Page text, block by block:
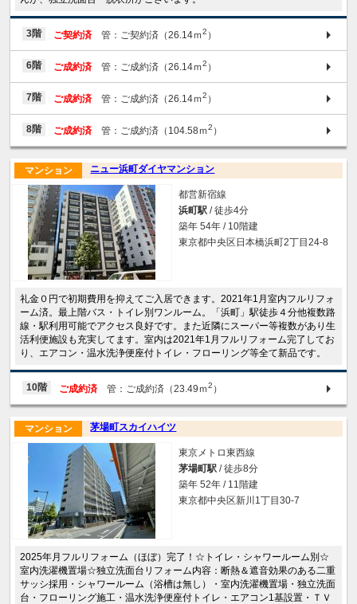
3階 ご契約済 管：ご契約済（26.14ｍ2 ）
6階 ご成約済 管：ご成約済（26.14ｍ2 ）
7階 ご成約済 管：ご成約済（26.14ｍ2 ）
8階 ご成約済 管：ご成約済（104.58ｍ2 ）
ニュー浜町ダイヤマンション
マンション
都営新宿線
浜町駅 / 徒歩4分
築年 54年 / 10階建
東京都中央区日本橋浜町2丁目24-8
礼金０円で初期費用を抑えてご入居できます。2021年1月室内フルリフォ
ーム済。最上階バス・トイレ別ワンルーム。「浜町」駅徒歩４分他複数路
線・駅利用可能でアクセス良好です。また近隣にスーパー等複数があり生
活利便施設も充実してます。室内は2021年1月フルリフォーム完了してお
り、エアコン・温水洗浄便座付トイレ・フローリング等全て新品です。
10階 ご成約済 管：ご成約済（23.49ｍ2 ）
茅場町スカイハイツ
マンション
東京メトロ東西線
茅場町駅 / 徒歩8分
築年 52年 / 11階建
東京都中央区新川1丁目30-7
2025年月フルリフォーム（ほぼ）完了！☆トイレ・シャワールーム別☆
室内洗濯機置場☆独立洗面台リフォーム内容：断熱＆遮音効果のある二重
サッシ採用・シャワールーム（浴槽は無し）・室内洗濯機置場・独立洗面
台・フローリング施工・温水洗浄便座付トイレ・エアコン1基設置・ＴＶ